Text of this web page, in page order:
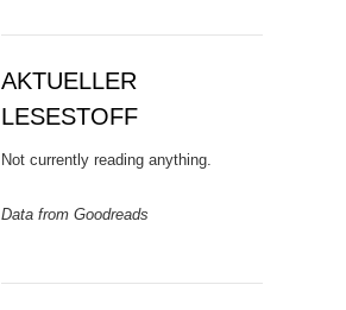
AKTUELLER
LESESTOFF
Not currently reading anything.
Data from Goodreads